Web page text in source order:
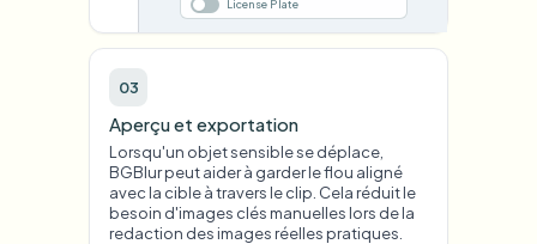
License Plate
03
Aperçu et exportation
Lorsqu'un objet sensible se déplace,
BGBlur peut aider à garder le flou aligné
avec la cible à travers le clip. Cela réduit le
besoin d'images clés manuelles lors de la
redaction des images réelles pratiques.